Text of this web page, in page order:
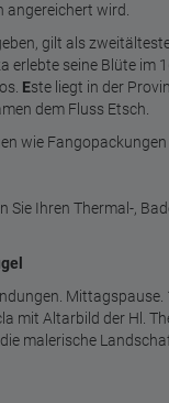
wird.
gilt als
erlebte seine Blüte
Este liegt in der
dem Fluss Etsch.
wie
Sie Ihren Thermal-,
mit Altarbild der Hl.
malerische